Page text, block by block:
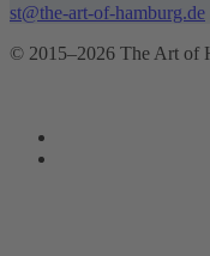
st@the-art-of-hamburg.de
© 2015–2026 The Art of